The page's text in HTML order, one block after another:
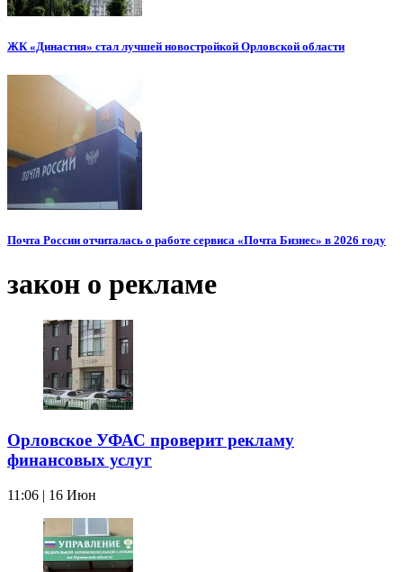
ЖК «Династия» стал лучшей новостройкой Орловской области
Почта России отчиталась о работе сервиса «Почта Бизнес» в 2026 году
закон о рекламе
Орловское УФАС проверит рекламу
финансовых услуг
11:06 | 16 Июн